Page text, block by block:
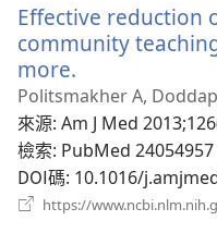
Effective reduction
community
more.
啟
新
視
窗）
Politsmakher A,
來源‎: Am J Med
檢索‎: PubMed 24054957
DOI碼‎: 10.1016/
https://